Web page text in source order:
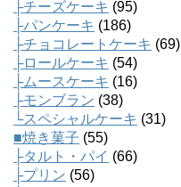
├チーズケーキ (95)
├パンケーキ (186)
├チョコレートケーキ (69)
├ロールケーキ (54)
├ムースケーキ (16)
├モンブラン (38)
└スペシャルケーキ (31)
■焼き菓子 (55)
├タルト・パイ (66)
├プリン (56)